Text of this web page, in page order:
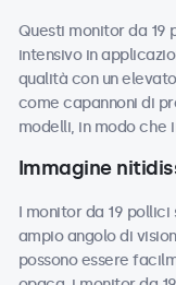
Questi monitor da 19
intensivo in
qualità con un
come capannoni di
modelli, in modo che
Immagine
I monitor da 19
ampio angolo di
possono essere